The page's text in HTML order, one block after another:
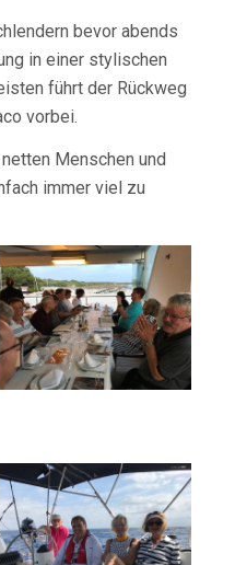
bevor abends
in einer stylischen
führt der Rückweg
vorbei.
Menschen und
immer viel zu